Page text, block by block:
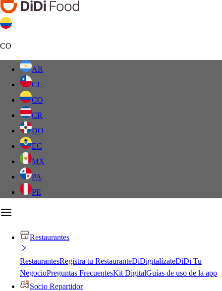
CO
AR
CL
CO
CR
DO
EC
MX
PA
PE
Restaurantes
RestaurantesRegistra tu RestauranteDiDigitalízateDiDi Tu
NegocioPreguntas FrecuentesKit DigitalGuías de uso de la app
Socio Repartidor